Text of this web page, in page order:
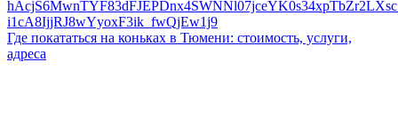
Где покататься на коньках в Тюмени: стоимость, услуги,
адреса